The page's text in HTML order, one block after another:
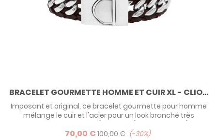
BRACELET GOURMETTE HOMME ET CUIR XL - CLIO...
Imposant et original, ce bracelet gourmette pour homme
mélange le cuir et l'acier pour un look branché très
masculin ! Existe en noir (classique) et en marron (plus
casual). Il se porte à la ville sous un costume comme à la
70,00 €100,00 € -30%